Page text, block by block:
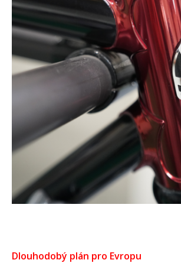
Dlouhodobý plán pro Evropu